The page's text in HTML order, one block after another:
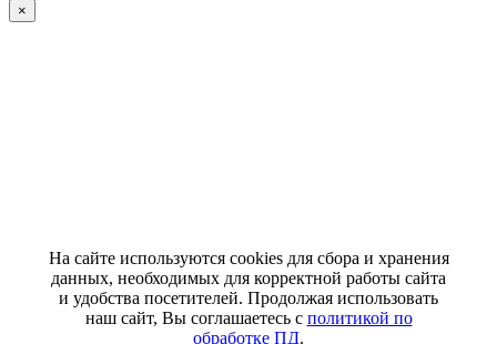
×
На сайте используются cookies для сбора и хранения
данных, необходимых для корректной работы сайта
и удобства посетителей. Продолжая использовать
наш сайт, Вы соглашаетесь с политикой по
обработке ПД.